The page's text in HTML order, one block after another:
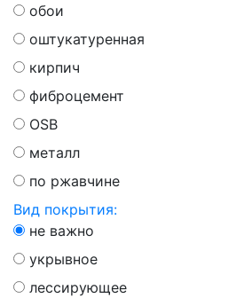
обои
оштукатуренная
кирпич
фиброцемент
OSB
металл
по ржавчине
Вид покрытия:
не важно
укрывное
лессирующее